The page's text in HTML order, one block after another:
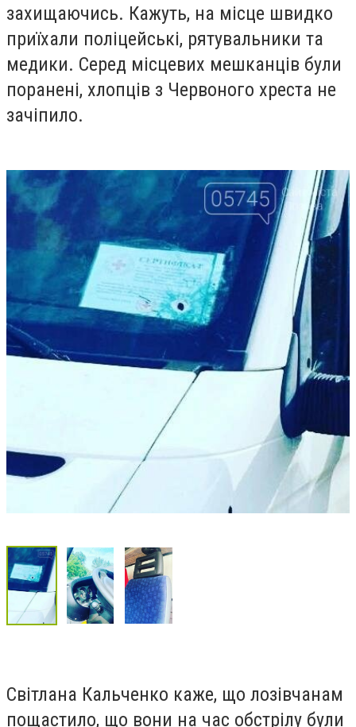
захищаючись. Кажуть, на місце швидко
приїхали поліцейські, рятувальники та
медики. Серед місцевих мешканців були
поранені, хлопців з Червоного хреста не
зачіпило.
Світлана Кальченко каже, що лозівчанам
пощастило, що вони на час обстрілу були